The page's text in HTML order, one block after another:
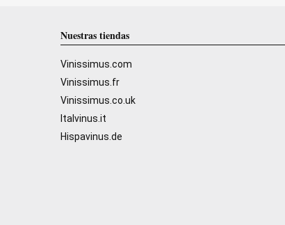
Nuestras tiendas
Vinissimus.com
Vinissimus.fr
Vinissimus.co.uk
Italvinus.it
Hispavinus.de